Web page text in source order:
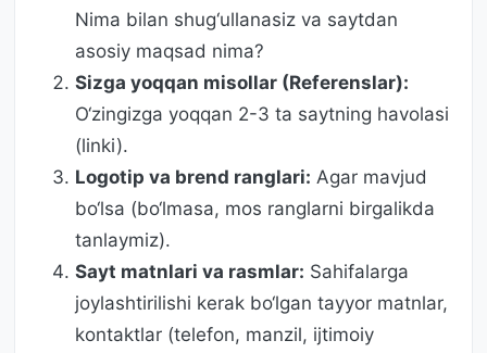
Nima bilan shug‘ullanasiz va saytdan
asosiy maqsad nima?
Sizga yoqqan misollar (Referenslar):
O‘zingizga yoqqan 2-3 ta saytning havolasi
(linki).
Logotip va brend ranglari: Agar mavjud
bo‘lsa (bo‘lmasa, mos ranglarni birgalikda
tanlaymiz).
Sayt matnlari va rasmlar: Sahifalarga
joylashtirilishi kerak bo‘lgan tayyor matnlar,
kontaktlar (telefon, manzil, ijtimoiy